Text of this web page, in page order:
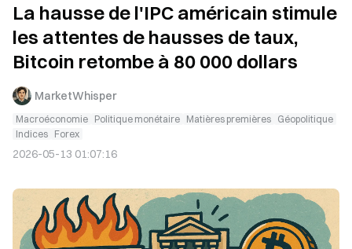
La hausse de l'IPC américain stimule
les attentes de hausses de taux,
Bitcoin retombe à 80 000 dollars
MarketWhisper
Macroéconomie Politique monétaire Matières premières Géopolitique
Indices Forex
2026-05-13 01:07:16